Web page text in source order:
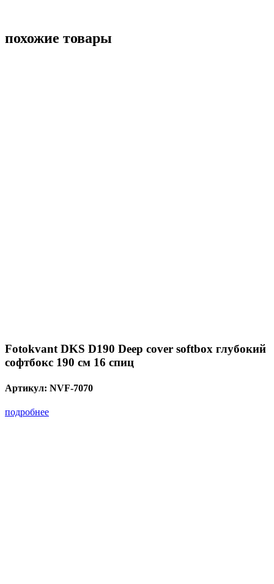
похожие товары
Fotokvant DKS D190 Deep cover softbox глубокий
софтбокс 190 см 16 спиц
Артикул: NVF-7070
подробнее